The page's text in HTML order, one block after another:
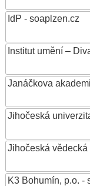
IdP - soaplzen.cz
Institut umění –
Janáčkova
Jihočeská
Jihočeská
K3 Bohumín, p.o. -